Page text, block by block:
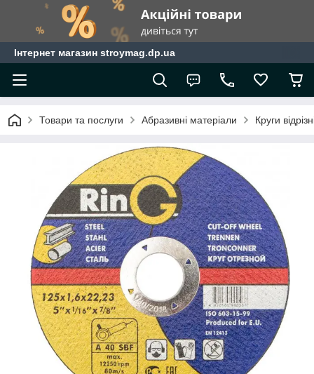
Інтернет магазин stroymag.dp.ua
Товари та послуги Абразивні матеріали Круги